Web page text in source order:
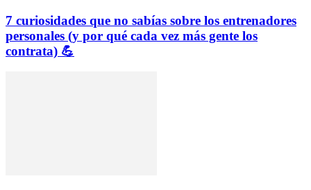
7 curiosidades que no sabías sobre los entrenadores
personales (y por qué cada vez más gente los
contrata) 💪